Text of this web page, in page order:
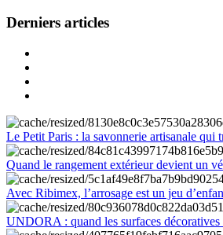
Derniers articles
Le Petit Paris : la savonnerie artisanale qui
Quand le rangement extérieur devient un
Avec Ribimex, l’arrosage est un jeu
UNDORA : quand les surfaces